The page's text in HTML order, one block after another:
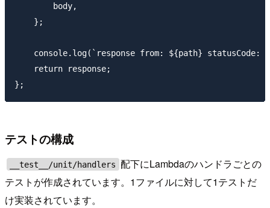
        body,
    };
console.log(`response from: ${path} statusCode:
    return response;
テストの構成
__test__/unit/handlers 配下にLambdaのハンドラごとの
テストが作成されています。1ファイルに対して1テストだ
け実装されています。